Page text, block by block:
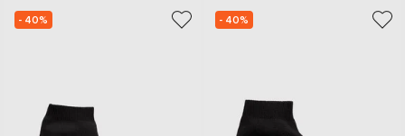
- 40% - 40%